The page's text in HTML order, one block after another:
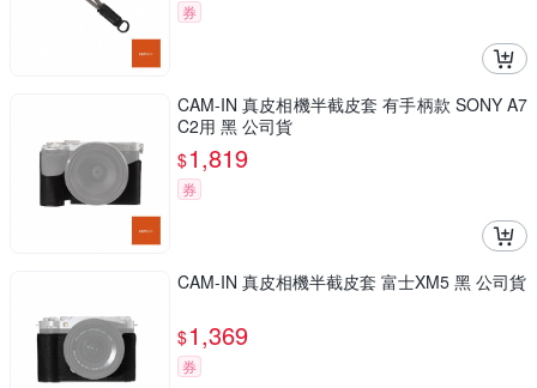
券
CAM-IN 真皮相機半截皮套 有手柄款 SONY A7
C2用 黑 公司貨
$1,819
券
CAM-IN 真皮相機半截皮套 富士XM5 黑 公司貨
$1,369
券